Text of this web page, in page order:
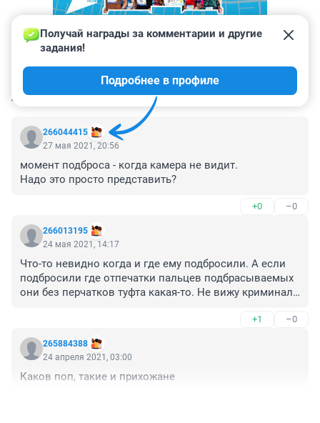
КОММЕНТАРИИ 87
266044415
Получай награды за комментарии и другие
задания!
Подробнее в профиле
27 мая 2021, 20:56
момент подброса - когда камера не видит.
Надо это просто представить?
+0 –0
266013195
24 мая 2021, 14:17
Что-то невидно когда и где ему подбросили. А если
подбросили где отпечатки пальцев подбрасываемых
они без перчатков туфта какая-то. Не вижу криминала
+1 –0
265884388
24 апреля 2021, 03:00
Каков поп, такие и прихожане